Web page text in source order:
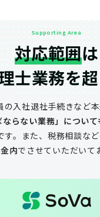
Supporting Area
対応範囲は
士業務を
の入社退社手続きなど
らない業務」につい
す。 また、税務相談な
内でさせていただいて
一般的な税理士